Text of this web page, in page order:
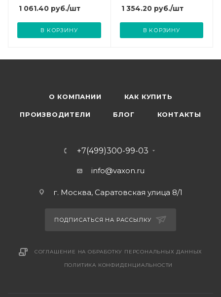
12-0031
1 061.40 руб./шт
В КОРЗИНУ
1 354.20руб./шт
В КОРЗИНУ
О КОМПАНИИ КАК КУПИТЬ
ПРОИЗВОДИТЕЛИ БЛОГ КОНТАКТЫ
+7(499)300-99-03
info@vaxon.ru
г. Москва, Саратовская улица 8/1
ПОДПИСАТЬСЯ НА РАССЫЛКУ
СОГЛАШЕНИЕ НА ОБРАБОТКУ ПЕРСОНАЛЬНЫХ ДАННЫХ
ПОЛИТИКА КОНФИДЕНЦИАЛЬНОСТИ